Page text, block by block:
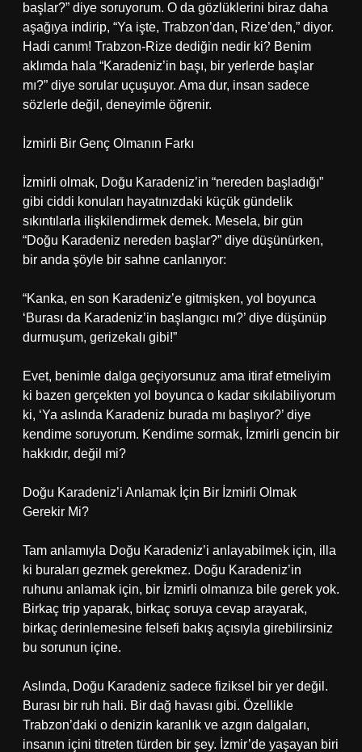
başlar?” diye soruyorum. O da gözlüklerini biraz daha
aşağıya indirip, “Ya işte, Trabzon’dan, Rize’den,” diyor.
Hadi canım! Trabzon-Rize dediğin nedir ki? Benim
aklımda hala “Karadeniz’in başı, bir yerlerde başlar
mı?” diye sorular uçuşuyor. Ama dur, insan sadece
sözlerle değil, deneyimle öğrenir.
İzmirli Bir Genç Olmanın Farkı
İzmirli olmak, Doğu Karadeniz’in “nereden başladığı”
gibi ciddi konuları hayatınızdaki küçük gündelik
sıkıntılarla ilişkilendirmek demek. Mesela, bir gün
“Doğu Karadeniz nereden başlar?” diye düşünürken,
bir anda şöyle bir sahne canlanıyor:
“Kanka, en son Karadeniz’e gitmişken, yol boyunca
‘Burası da Karadeniz’in başlangıcı mı?’ diye düşünüp
durmuşum, gerizekalı gibi!”
Evet, benimle dalga geçiyorsunuz ama itiraf etmeliyim
ki bazen gerçekten yol boyunca o kadar sıkılabiliyorum
ki, ‘Ya aslında Karadeniz burada mı başlıyor?’ diye
kendime soruyorum. Kendime sormak, İzmirli gencin bir
hakkıdır, değil mi?
Doğu Karadeniz’i Anlamak İçin Bir İzmirli Olmak
Gerekir Mi?
Tam anlamıyla Doğu Karadeniz’i anlayabilmek için, illa
ki buraları gezmek gerekmez. Doğu Karadeniz’in
ruhunu anlamak için, bir İzmirli olmanıza bile gerek yok.
Birkaç trip yaparak, birkaç soruya cevap arayarak,
birkaç derinlemesine felsefi bakış açısıyla girebilirsiniz
bu sorunun içine.
Aslında, Doğu Karadeniz sadece fiziksel bir yer değil.
Burası bir ruh hali. Bir dağ havası gibi. Özellikle
Trabzon’daki o denizin karanlık ve azgın dalgaları,
insanın içini titreten türden bir şey. İzmir’de yaşayan biri